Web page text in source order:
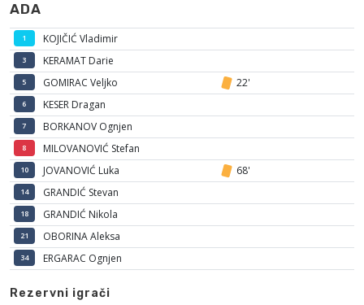
ADA
1 KOJIČIĆ Vladimir
3 KERAMAT Darie
5 GOMIRAC Veljko 22'
6 KESER Dragan
7 BORKANOV Ognjen
8 MILOVANOVIĆ Stefan
10 JOVANOVIĆ Luka 68'
14 GRANDIĆ Stevan
18 GRANDIĆ Nikola
21 OBORINA Aleksa
34 ERGARAC Ognjen
Rezervni igrači